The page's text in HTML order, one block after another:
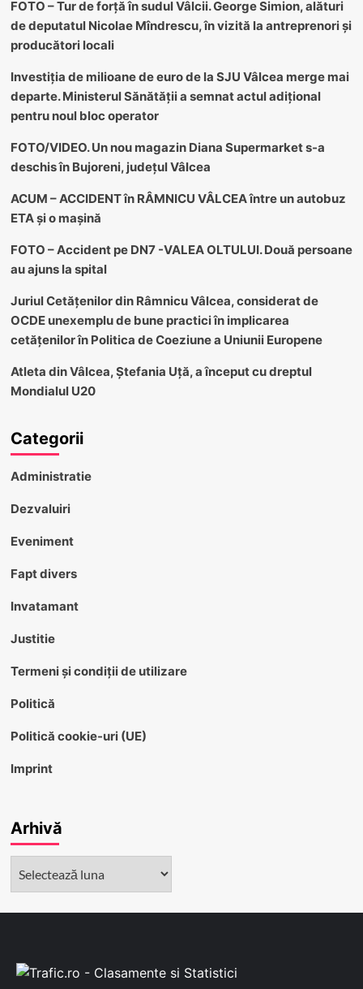
FOTO – Tur de forță în sudul Vâlcii. George Simion, alături
de deputatul Nicolae Mîndrescu, în vizită la antreprenori și
producători locali
Investiția de milioane de euro de la SJU Vâlcea merge mai
departe. Ministerul Sănătății a semnat actul adițional
pentru noul bloc operator
FOTO/VIDEO. Un nou magazin Diana Supermarket s-a
deschis în Bujoreni, județul Vâlcea
ACUM – ACCIDENT în RÂMNICU VÂLCEA între un autobuz
ETA și o mașină
FOTO – Accident pe DN7 -VALEA OLTULUI. Două persoane
au ajuns la spital
Juriul Cetățenilor din Râmnicu Vâlcea, considerat de
OCDE unexemplu de bune practici în implicarea
cetățenilor în Politica de Coeziune a Uniunii Europene
Atleta din Vâlcea, Ștefania Uță, a început cu dreptul
Mondialul U20
Categorii
Administratie
Dezvaluiri
Eveniment
Fapt divers
Invatamant
Justitie
Termeni și condiții de utilizare
Politică
Politică cookie-uri (UE)
Imprint
Arhivă